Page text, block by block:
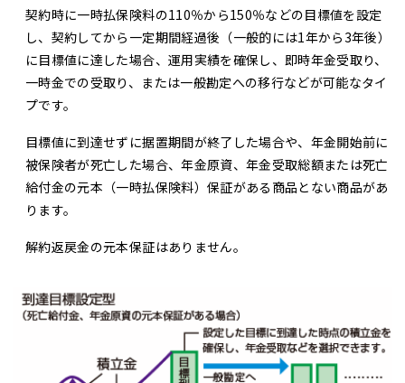
契約時に一時払保険料の110％から150％などの目標値を設定
し、契約してから一定期間経過後（一般的には1年から3年後）
に目標値に達した場合、運用実績を確保し、即時年金受取り、
一時金での受取り、または一般勘定への移行などが可能なタイ
プです。
目標値に到達せずに据置期間が終了した場合や、年金開始前に
被保険者が死亡した場合、年金原資、年金受取総額または死亡
給付金の元本（一時払保険料）保証がある商品とない商品があ
ります。
解約返戻金の元本保証はありません。